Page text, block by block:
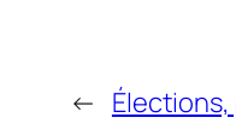
← Élections,